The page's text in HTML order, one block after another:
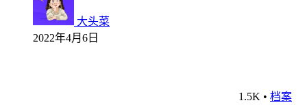
大头菜
2022年4月6日
1.5K • 档案